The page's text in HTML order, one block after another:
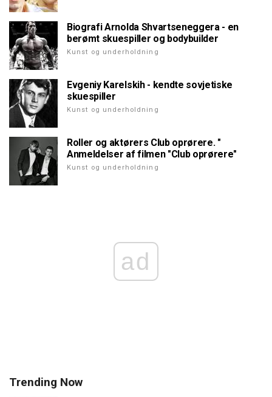
Biografi Arnolda Shvartseneggera - en
berømt skuespiller og bodybuilder
Kunst og underholdning
Evgeniy Karelskih - kendte sovjetiske
skuespiller
Kunst og underholdning
Roller og aktørers Club oprørere. "
Anmeldelser af filmen "Club oprørere"
Kunst og underholdning
ad
Trending Now